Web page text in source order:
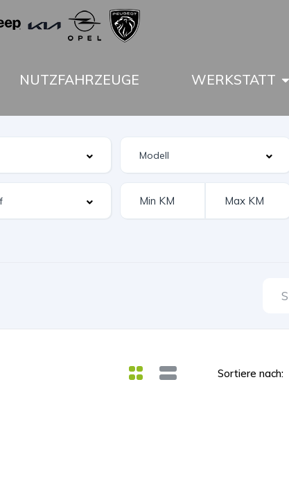
NUTZFAHRZEUGE WERKSTATT
Sortiere nach: